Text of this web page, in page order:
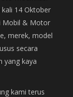
14 Oktober
Mobil & Motor
merek, model
secara
yang kaya
kami terus